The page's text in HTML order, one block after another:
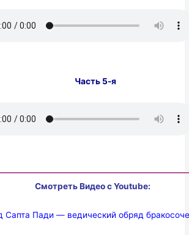
Часть 5-я
Смотреть Видео с Youtube:
Сапта Пади — ведический обряд